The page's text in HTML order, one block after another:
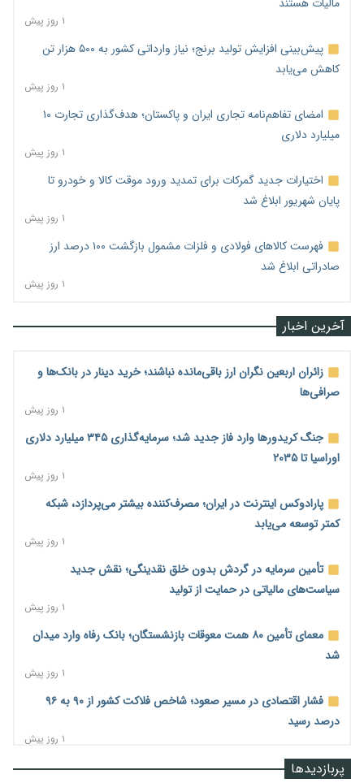
۱ روز پیش
پیش‌بینی افزایش تولید برنج؛ نیاز وارداتی کشور به ۵۰۰ هزار تن
کاهش می‌یابد
۱ روز پیش
امضای تفاهم‌نامه تجاری ایران و پاکستان؛ هدف‌گذاری تجارت ۱۰
میلیارد دلاری
۱ روز پیش
اختیارات جدید گمرکات برای تمدید ورود موقت کالا و خودرو تا
پایان شهریور ابلاغ شد
۱ روز پیش
فهرست کالاهای فولادی و فلزات مشمول بازگشت ۱۰۰ درصد ارز
صادراتی ابلاغ شد
۱ روز پیش
آخرین اخبار
زائران اربعین نگران ارز باقی‌مانده نباشند؛ خرید دینار در بانک‌ها و
صرافی‌ها
۱ روز پیش
جنگ کریدورها وارد فاز جدید شد؛ سرمایه‌گذاری ۳۴۵ میلیارد دلاری
اوراسیا تا ۲۰۳۵
۱ روز پیش
پارادوکس اینترنت در ایران؛ مصرف‌کننده بیشتر می‌پردازد، شبکه
کمتر توسعه می‌یابد
۱ روز پیش
تأمین سرمایه در گردش بدون خلق نقدینگی؛ نقش جدید
سیاست‌های مالیاتی در حمایت از تولید
۱ روز پیش
معمای تأمین ۸۰ همت معوقات بازنشستگان؛ بانک رفاه وارد میدان
شد
۱ روز پیش
فشار اقتصادی در مسیر صعود؛ شاخص فلاکت کشور از ۹۰ به ۹۶
درصد رسید
۱ روز پیش
رشد ۷۵ هزار میلیاردی بازار خرید اعتباری؛ فین‌تک‌ها وارد میدان پربازدیدها